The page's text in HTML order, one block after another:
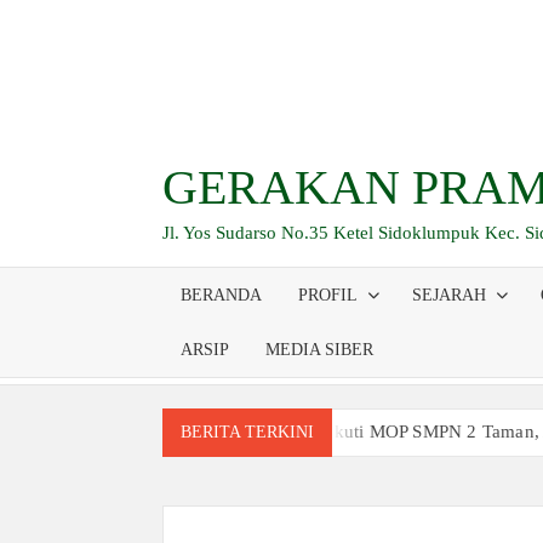
GERAKAN
Jl. Yos Sudarso No.35 Ketel Sidoklumpuk Kec.
BERANDA PROFIL SEJARAH
ARSIP MEDIA SIBER
BERITA TERKINI
Siswa Baru Antusias Ikuti MOP SMPN 2